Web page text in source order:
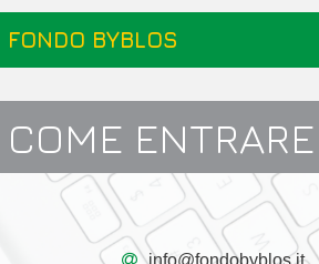
FONDO BYBLOS
COME ENTRARE
info@fondobyblos.it